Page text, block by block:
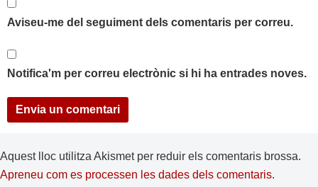
Aviseu-me del seguiment dels comentaris per correu.
Notifica'm per correu electrònic si hi ha entrades noves.
Aquest lloc utilitza Akismet per reduir els comentaris brossa.
Apreneu com es processen les dades dels comentaris.